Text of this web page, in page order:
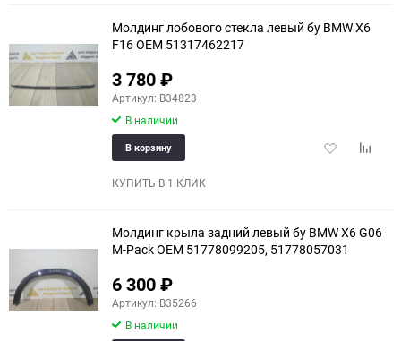
Молдинг лобового стекла левый бу BMW X6
F16 OEM 51317462217
3 780₽
Артикул: B34823
В наличии
Добавить
В корзину
КУПИТЬ В 1 КЛИК
Молдинг крыла задний левый бу BMW X6 G06
M-Pack OEM 51778099205, 51778057031
6 300₽
Артикул: B35266
В наличии